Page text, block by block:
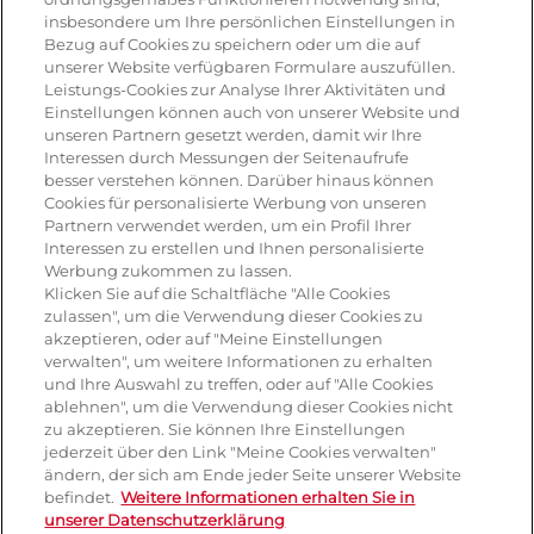
Antipasti
Pizza
Pasta & aufläufe
Salat
Risotto
Dessert
Tiramisu
Vegetarisch
Produkte
Mozzarella
insbesondere um Ihre persönlichen Einstellungen in
Bezug auf Cookies zu speichern oder um die auf
unserer Website verfügbaren Formulare auszufüllen.
Leistungs-Cookies zur Analyse Ihrer Aktivitäten und
Einstellungen können auch von unserer Website und
unseren Partnern gesetzt werden, damit wir Ihre
Interessen durch Messungen der Seitenaufrufe
besser verstehen können. Darüber hinaus können
Cookies für personalisierte Werbung von unseren
Partnern verwendet werden, um ein Profil Ihrer
Interessen zu erstellen und Ihnen personalisierte
Werbung zukommen zu lassen.
Klicken Sie auf die Schaltfläche "Alle Cookies
zulassen", um die Verwendung dieser Cookies zu
akzeptieren, oder auf "Meine Einstellungen
verwalten", um weitere Informationen zu erhalten
und Ihre Auswahl zu treffen, oder auf "Alle Cookies
ablehnen", um die Verwendung dieser Cookies nicht
zu akzeptieren. Sie können Ihre Einstellungen
jederzeit über den Link "Meine Cookies verwalten"
ändern, der sich am Ende jeder Seite unserer Website
befindet. Weitere Informationen erhalten Sie in
unserer Datenschutzerklärung